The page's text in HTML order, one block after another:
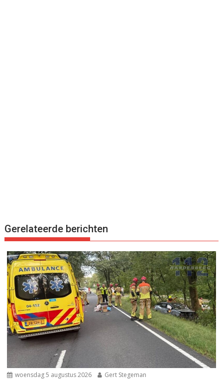
Gerelateerde berichten
woensdag 5 augustus 2026 Gert Stegeman